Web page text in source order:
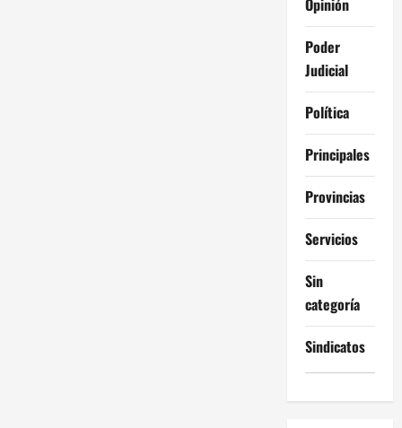
Poder
Judicial
Política
Principales
Provincias
Servicios
Sin
categoría
Sindicatos